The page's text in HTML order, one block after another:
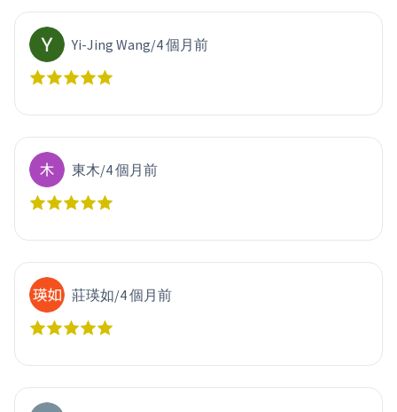
Yi-Jing Wang/4 個月前
東木/4 個月前
莊瑛如/4 個月前